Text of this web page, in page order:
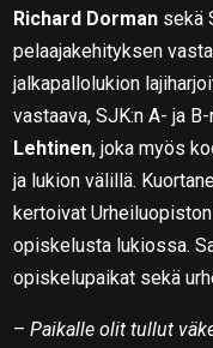
Richard Dorman sekä
pelaajakehityksen
jalkapallolukion
vastaava, SJK:n A- ja
Lehtinen, joka myös
ja lukion välillä.
kertoivat
opiskelusta lukiossa.
opiskelupaikat sekä
–Paikalle olit tullut